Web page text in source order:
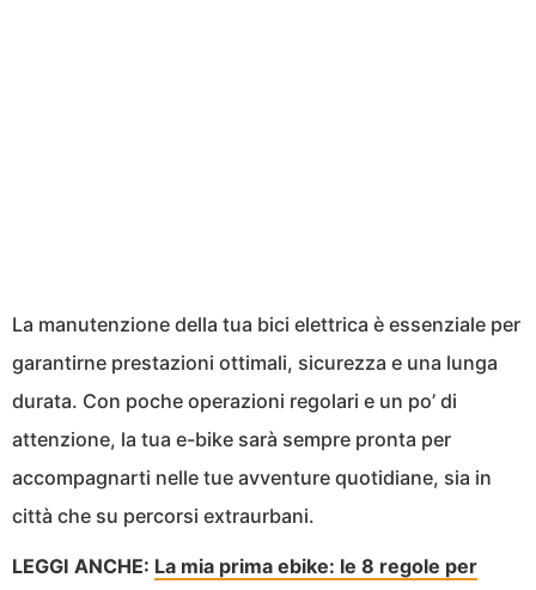
La manutenzione della tua bici elettrica è essenziale per
garantirne prestazioni ottimali, sicurezza e una lunga
durata. Con poche operazioni regolari e un po’ di
attenzione, la tua e-bike sarà sempre pronta per
accompagnarti nelle tue avventure quotidiane, sia in
città che su percorsi extraurbani.
LEGGI ANCHE: La mia prima ebike: le 8 regole per